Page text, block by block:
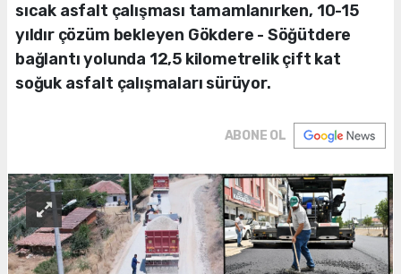
sıcak asfalt çalışması tamamlanırken, 10-15
yıldır çözüm bekleyen Gökdere - Söğütdere
bağlantı yolunda 12,5 kilometrelik çift kat
soğuk asfalt çalışmaları sürüyor.
ABONE OL